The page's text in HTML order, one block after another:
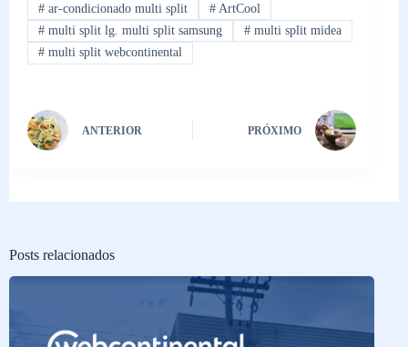
#ar-condicionado multi split #ArtCool
#multi split lg. multi split samsung #multi split midea
#multi split webcontinental
ANTERIOR PRÓXIMO
Posts relacionados